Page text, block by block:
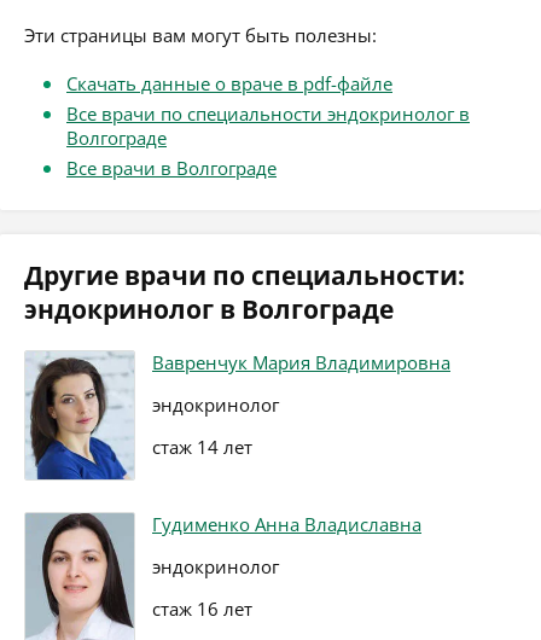
Эти страницы вам могут быть полезны:
Скачать данные о враче в pdf-файле
Все врачи по специальности эндокринолог в
Волгограде
Все врачи в Волгограде
Другие врачи по специальности:
эндокринолог в Волгограде
Вавренчук Мария Владимировна
эндокринолог
стаж 14 лет
Гудименко Анна Владиславна
эндокринолог
стаж 16 лет